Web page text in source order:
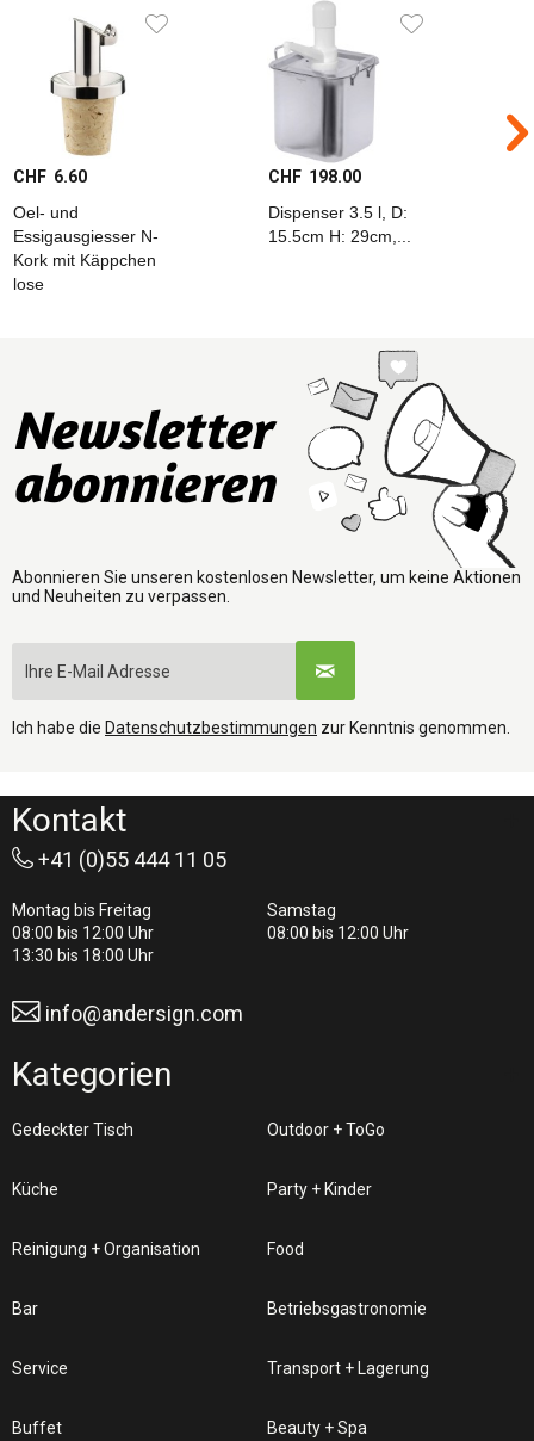
CHF 6.60
Oel- und
Essigausgiesser N-
Kork mit Käppchen
lose
CHF 198.00
Dispenser 3.5 l, D:
15.5cm H: 29cm,...
Newsletter
abonnieren
Abonnieren Sie unseren kostenlosen Newsletter, um keine Aktionen
und Neuheiten zu verpassen.
Ich habe die Datenschutzbestimmungen zur Kenntnis genommen.
Kontakt
+41 (0)55 444 11 05
Montag bis Freitag
08:00 bis 12:00 Uhr
13:30 bis 18:00 Uhr
Samstag
08:00 bis 12:00 Uhr
info@andersign.com
Kategorien
Gedeckter Tisch Outdoor + ToGo
Küche Party + Kinder
Reinigung + Organisation Food
Bar Betriebsgastronomie
Service Transport + Lagerung
Buffet Beauty + Spa